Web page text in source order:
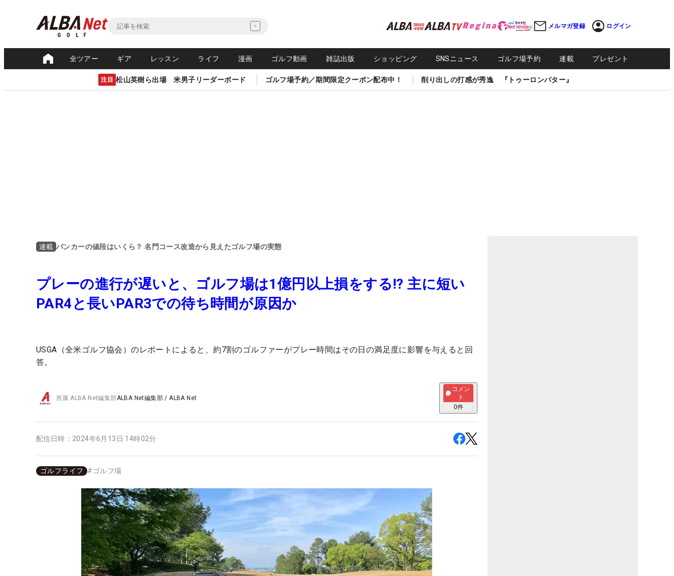
メルマガ登録 ログイン
全ツアー ギア レッスン ライフ 漫画 ゴルフ動画 雑誌出版 ショッピング SNSニュース ゴルフ場予約 連載 プレゼント
注目 松山英樹ら出場 米男子リーダーボード ゴルフ場予約／期間限定クーポン配布中！ 削り出しの打感が秀逸 『トゥーロンパター』
連載 バンカーの値段はいくら？ 名門コース改造から見えたゴルフ場の実態
プレーの進行が遅いと、ゴルフ場は1億円以上損をする!? 主に短い
PAR4と長いPAR3での待ち時間が原因か
USGA（全米ゴルフ協会）のレポートによると、約7割のゴルファーがプレー時間はその日の満足度に影響を与えると回
答。
所属 ALBA Net編集部ALBA Net編集部 / ALBA Net
コメン
ト
0件
配信日時： 2024年6月13日 14時02分
ゴルフライフ # ゴルフ場